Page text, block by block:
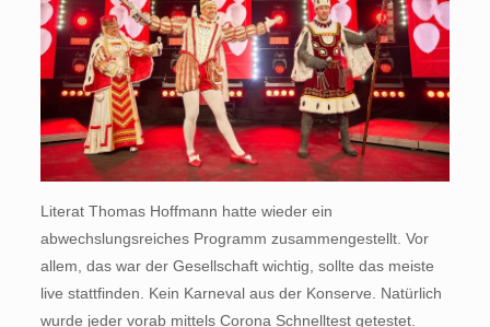
Literat Thomas Hoffmann hatte wieder ein
abwechslungsreiches Programm zusammengestellt. Vor
allem, das war der Gesellschaft wichtig, sollte das meiste
live stattfinden. Kein Karneval aus der Konserve. Natürlich
wurde jeder vorab mittels Corona Schnelltest getestet.